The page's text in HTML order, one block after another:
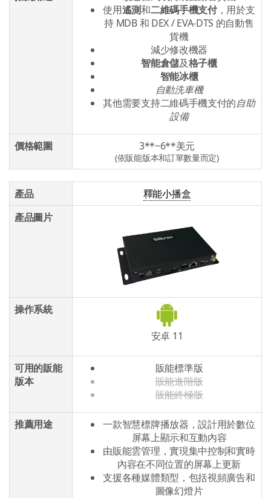
使用遙測和二維碼手機支付，用於支
持 MDB 和 DEX / EVA-DTS 的自動售
貨機
減少修改機器
智能倉儲及格子櫃
智能冰櫃
自動洗車機
其他需要支持二維碼手機支付的自助
設備
價格範圍 3**~6**美元
(依販能版本和訂單數量而定)
產品
釋能小播盒
產品圖片
操作系統
安卓 11
可用的販能
版本
販能標準版
販能進階版
販能終極版
推薦用途
一款智慧標牌播放器，設計用於數位
屏幕上顯示和互動內容
由販能雲管理，實現集中控制和實時
內容在不同位置的屏幕上更新
支援各種媒體類型，包括視頻廣告和
圖像幻燈片